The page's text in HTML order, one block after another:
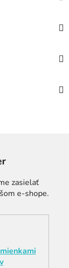
zasielať
e-shope.